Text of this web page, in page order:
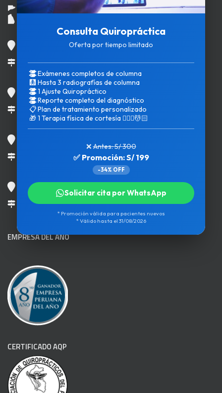
Calle Las Águilas 263
Los Olivos
Av. Carlos Izaguirre 490
Av. Paseo de la República 1496
San Miguel
Av. La Marina 2249
EMPRESA DEL AÑO
CERTIFICADO AQP
Consulta Quiropráctica
Oferta por tiempo limitado
Exámenes completos de columna
🩻 Hasta 3 radiografías de columna
1 Ajuste Quiropráctico
Reporte completo del diagnóstico
📋Plan de tratamiento personalizado
🎁1 Terapia física de cortesía 💆🏻‍♀️💆🏻
❌Antes: S/ 300
✅ Promoción: S/ 199
-34% OFF
Solicitar cita por WhatsApp
* Promoción válida para pacientes nuevos
* Válido hasta el 31/08/2026